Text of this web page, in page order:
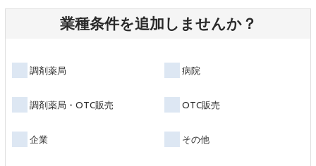
業種条件を追加しませんか？
調剤薬局 病院
調剤薬局・OTC販売 OTC販売
企業 その他